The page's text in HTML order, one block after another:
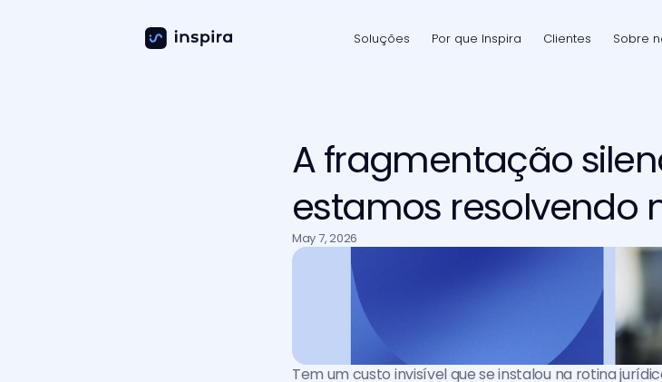
Soluções Por que Inspira Clientes Sobre
A fragmentação
estamos resolvendo
May 7, 2026
Tem um custo invisível que se instalou na rotina